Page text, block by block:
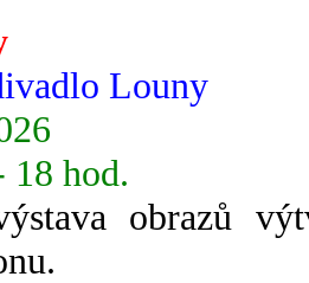
Louny
18 hod.
obrazů